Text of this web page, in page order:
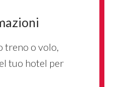
treno o volo,
tuo hotel per